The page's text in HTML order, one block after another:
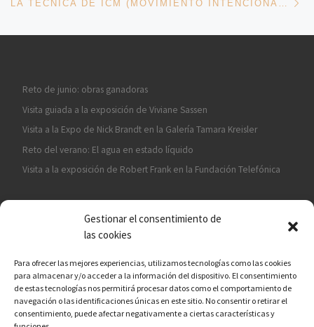
Gestionar el consentimiento de
las cookies
Para ofrecer las mejores experiencias, utilizamos tecnologías como las cookies
para almacenar y/o acceder a la información del dispositivo. El consentimiento
de estas tecnologías nos permitirá procesar datos como el comportamiento de
navegación o las identificaciones únicas en este sitio. No consentir o retirar el
consentimiento, puede afectar negativamente a ciertas características y
Reto de junio: obras ganadoras
Visita guiada a la exposición de Viviane Sassen
Visita a la Expo de Nick Brandt en la Galería Tamara Kreisler
Reto del verano: El agua en estado líquido
Visita a la exposición de Robert Frank en la Fundación Telefónica
¡ASÓCIATE A CÁMARA EN MANO!